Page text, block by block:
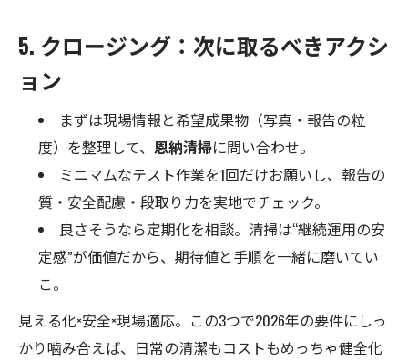
5. クロージング：次に取るべきアクシ
ョン
まずは現場情報と希望成果物（写真・報告の粒
度）を整理して、恩納清掃に問い合わせ。
ミニマムなテスト作業を1回だけお願いし、報告の
質・安全配慮・段取り力を実地でチェック。
良さそうなら定期化を相談。清掃は“継続運用の安
定感”が価値だから、期待値と手順を一緒に磨いてい
こ。
見える化×安全×現場適応。この3つで2026年の要件にしっ
かり噛み合えば、日常の清潔もコストもめっちゃ健全化